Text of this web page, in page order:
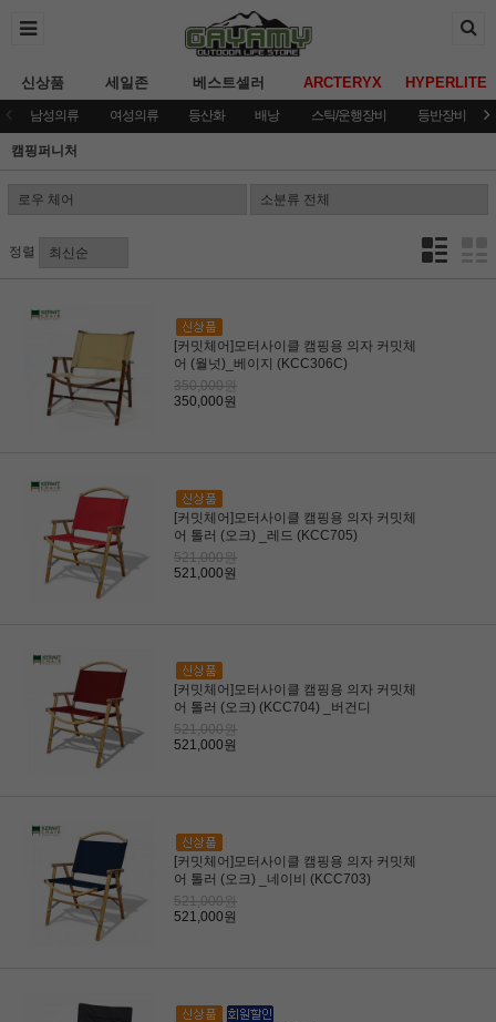
신상품 세일존 베스트셀러 ARCTERYX HYPERLITE
남성의류 여성의류 등산화 배낭 스틱/운행장비 등반장비
캠핑퍼니처
정렬
[커밋체어]모터사이클 캠핑용 의자 커밋체
어 (월넛)_베이지 (KCC306C)
350,000원
350,000원
[커밋체어]모터사이클 캠핑용 의자 커밋체
어 톨러 (오크) _레드 (KCC705)
521,000원
521,000원
[커밋체어]모터사이클 캠핑용 의자 커밋체
어 톨러 (오크) (KCC704) _버건디
521,000원
521,000원
[커밋체어]모터사이클 캠핑용 의자 커밋체
어 톨러 (오크) _네이비 (KCC703)
521,000원
521,000원